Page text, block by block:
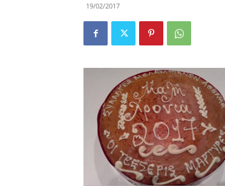
19/02/2017